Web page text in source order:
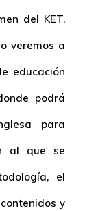
del KET.
veremos a
educación
podrá
para
al que se
el
y